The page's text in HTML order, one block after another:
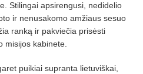
Stilin­gai apsirengusi, nedidelio
ir nenusakomo am­žiaus sesuo
ranką ir pakviečia prisėsti
misijos kabinete.
puikiai supranta lietuviškai,